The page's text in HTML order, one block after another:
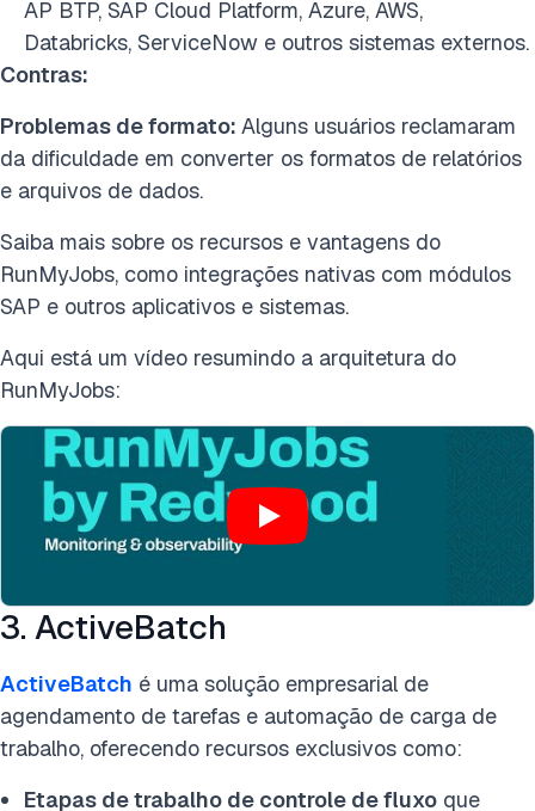
AP BTP, SAP Cloud Platform, Azure, AWS,
Databricks, ServiceNow e outros sistemas externos.
Contras:
Problemas de formato: Alguns usuários reclamaram
da dificuldade em converter os formatos de relatórios
e arquivos de dados.
Saiba mais sobre os recursos e vantagens do
RunMyJobs, como integrações nativas com módulos
SAP e outros aplicativos e sistemas.
Aqui está um vídeo resumindo a arquitetura do
RunMyJobs:
3. ActiveBatch
ActiveBatch é uma solução empresarial de
agendamento de tarefas e automação de carga de
trabalho, oferecendo recursos exclusivos como:
Etapas de trabalho de controle de fluxo que